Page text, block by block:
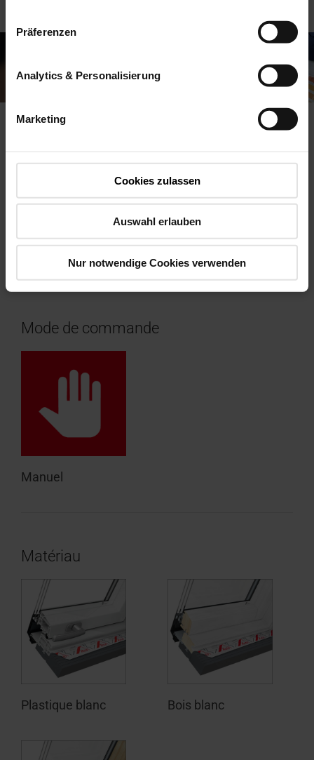
Präferenzen
Analytics & Personalisierung
Marketing
Cookies zulassen
Auswahl erlauben
Nur notwendige Cookies verwenden
de la fenêtre
basculante-pivotante
Designo R8
Mode de commande
Manuel
Matériau
Plastique blanc Bois blanc